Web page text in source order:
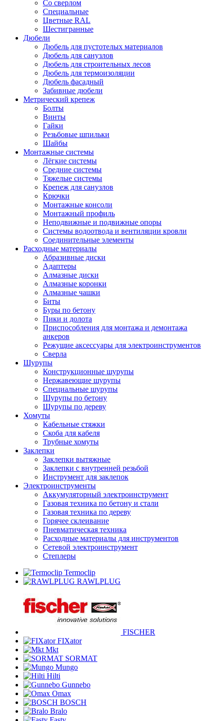
Со сверлом
Специальные
Цветные RAL
Шестигранные
Дюбели
Дюбель для пустотелых материалов
Дюбель для санузлов
Дюбель для строительных лесов
Дюбель для термоизоляции
Дюбель фасадный
Забивные дюбели
Метрический крепеж
Болты
Винты
Гайки
Резьбовые шпильки
Шайбы
Монтажные системы
Лёгкие системы
Средние системы
Тяжелые системы
Крепеж для санузлов
Крючки
Монтажные консоли
Монтажный профиль
Неподвижные и подвижные опоры
Системы водоотвода и вентиляции кровли
Соединительные элементы
Расходные материалы
Абразивные диски
Адаптеры
Алмазные диски
Алмазные коронки
Алмазные чашки
Биты
Буры по бетону
Пики и долота
Приспособления для монтажа и демонтажа
анкеров
Режущие аксессуары для электроинструментов
Сверла
Шурупы
Конструкционные шурупы
Нержавеющие шурупы
Специальные шурупы
Шурупы по бетону
Шурупы по дереву
Хомуты
Кабельные стяжки
Скоба для кабеля
Трубные хомуты
Заклепки
Заклепки вытяжные
Заклепки с внутренней резьбой
Инструмент для заклепок
Электроинструменты
Аккумуляторный электроинструмент
Газовая техника по бетону и стали
Газовая техника по дереву
Горячее склеивание
Пневматическая техника
Расходные материалы для инструментов
Сетевой электроинструмент
Степлеры
Termoclip
RAWLPLUG
FISCHER
FIXator
Mkt
SORMAT
Mungo
Hilti
Gunnebo
Omax
BOSCH
Bralo